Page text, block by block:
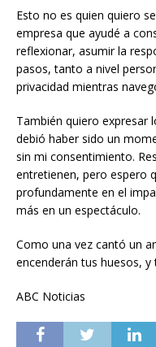
Esto no es quien quiero
empresa que ayudé a
reflexionar, asumir la
pasos, tanto a nivel
privacidad mientras
También quiero expresar
debió haber sido un
sin mi consentimiento.
entretienen, pero espero
profundamente en el
más en un espectáculo.
Como una vez cantó un
encenderán tus huesos, y
ABC Noticias